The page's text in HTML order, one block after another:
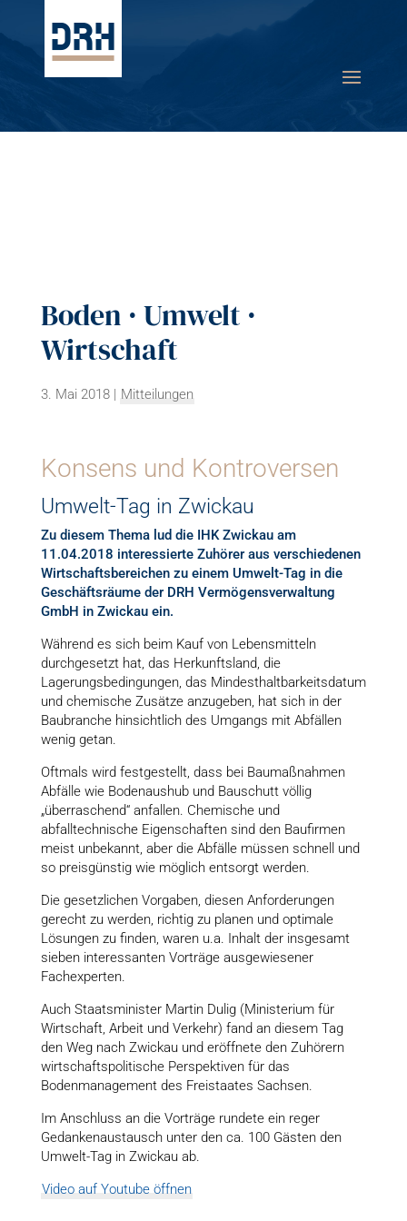
Boden · Umwelt ·
Wirtschaft
3. Mai 2018| Mitteilungen
Konsens und Kontroversen
Umwelt-Tag in Zwickau
Zu diesem Thema lud die IHK Zwickau am
11.04.2018 interessierte Zuhörer aus verschiedenen
Wirtschaftsbereichen zu einem Umwelt-Tag in die
Geschäftsräume der DRH Vermögensverwaltung
GmbH in Zwickau ein.
Während es sich beim Kauf von Lebensmitteln
durchgesetzt hat, das Herkunftsland, die
Lagerungsbedingungen, das Mindesthaltbarkeitsdatum
und chemische Zusätze anzugeben, hat sich in der
Baubranche hinsichtlich des Umgangs mit Abfällen
wenig getan.
Oftmals wird festgestellt, dass bei Baumaßnahmen
Abfälle wie Bodenaushub und Bauschutt völlig
„überraschend“ anfallen. Chemische und
abfalltechnische Eigenschaften sind den Baufirmen
meist unbekannt, aber die Abfälle müssen schnell und
so preisgünstig wie möglich entsorgt werden.
Die gesetzlichen Vorgaben, diesen Anforderungen
gerecht zu werden, richtig zu planen und optimale
Lösungen zu finden, waren u.a. Inhalt der insgesamt
sieben interessanten Vorträge ausgewiesener
Fachexperten.
Auch Staatsminister Martin Dulig (Ministerium für
Wirtschaft, Arbeit und Verkehr) fand an diesem Tag
den Weg nach Zwickau und eröffnete den Zuhörern
wirtschaftspolitische Perspektiven für das
Bodenmanagement des Freistaates Sachsen.
Im Anschluss an die Vorträge rundete ein reger
Gedankenaustausch unter den ca. 100 Gästen den
Umwelt-Tag in Zwickau ab.
Video auf Youtube öffnen